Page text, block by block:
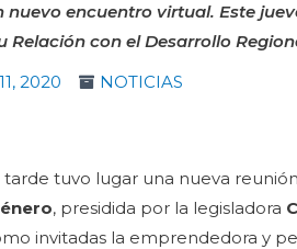
nuevo encuentro virtual. Este
Relación con el Desarrollo
2020
NOTICIAS
tarde tuvo lugar una nueva
, presidida por la legisladora
invitadas la emprendedora y